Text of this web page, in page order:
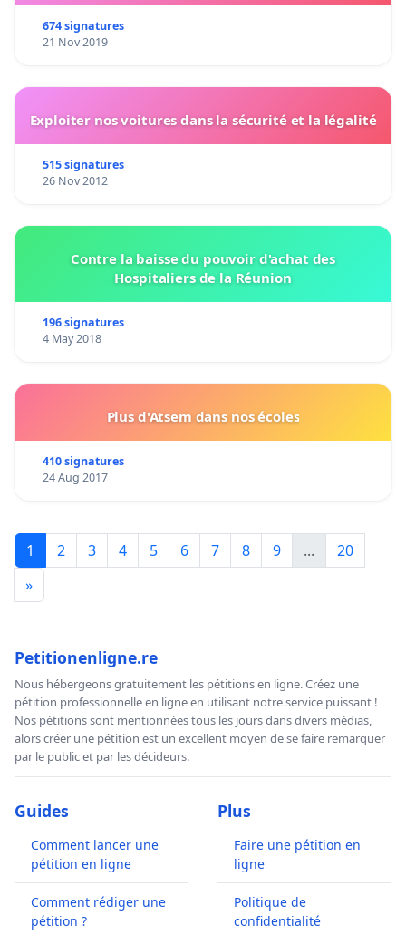
674 signatures
21 Nov 2019
Exploiter nos voitures dans la sécurité et la légalité
515 signatures
26 Nov 2012
Contre la baisse du pouvoir d'achat des
Hospitaliers de la Réunion
196 signatures
4 May 2018
Plus d'Atsem dans nos écoles
410 signatures
24 Aug 2017
1 2 3 4 5 6 7 8 9 ...
20
»
Petitionenligne.re
Nous hébergeons gratuitement les pétitions en ligne. Créez une
pétition professionnelle en ligne en utilisant notre service puissant !
Nos pétitions sont mentionnées tous les jours dans divers médias,
alors créer une pétition est un excellent moyen de se faire remarquer
par le public et par les décideurs.
Guides
Comment lancer une
pétition en ligne
Comment rédiger une
pétition ?
Plus
Faire une pétition en
ligne
Politique de
confidentialité